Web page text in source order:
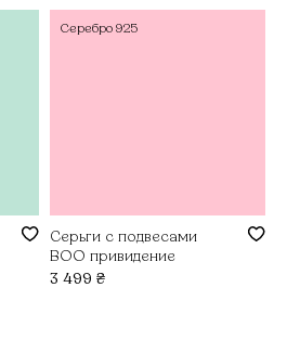
Серебро 925
Серьги с подвесами
BOO привидение
3 499 ₴